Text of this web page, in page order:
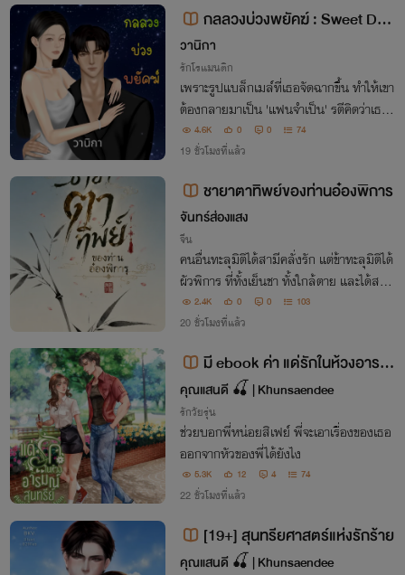
กลลวงบ่วงพยัคฆ์ : Sweet Dec
eption
วานิกา
รักโรแมนติก
เพราะรูปแบล็กเมล์ที่เธอจัดฉากขึ้น ทำให้เขา
ต้องกลายมาเป็น 'แฟนจำเป็น' รตีคิดว่าเธอคุ
มเกมอยู่... โดยไม่รู้เลยว่า เสือร้ายอย่างวิน
กำลังรอเวลา 'ตะครุบ' และเหยื่อรายนี้จะไม่มี
4.6K 0 0 74
19 ชั่วโมงที่แล้ว
ชายาตาทิพย์ของท่านอ๋องพิการ
จันทร์ส่องแสง
จีน
คนอื่นทะลุมิติได้สามีคลั่งรัก แต่ข้าทะลุมิติได้
ผัวพิการ ที่ทั้งเย็นชา ทั้งใกล้ตาย และได้สมบั
ติเป็นจวนร้าง โชคดีที่ข้ามี ตาทิพย์ มองทะลุ
มองทะลุได้ทั้งคน ทั้งชะตา และมองเห็นควา
2.4K 0 0 103
20 ชั่วโมงที่แล้ว
มี ebook ค่า แด่รักในห้วงอารม
ณ์สุนทรีย์
คุณแสนดี 🍒 | Khunsaendee
รักวัยรุ่น
ช่วยบอกพี่หน่อยสิเฟย์ พี่จะเอาเรื่องของเธอ
ออกจากหัวของพี่ได้ยังไง
5.3K 12 4 74
22 ชั่วโมงที่แล้ว
[19+] สุนทรียศาสตร์แห่งรักร้าย
คุณแสนดี 🍒 | Khunsaendee